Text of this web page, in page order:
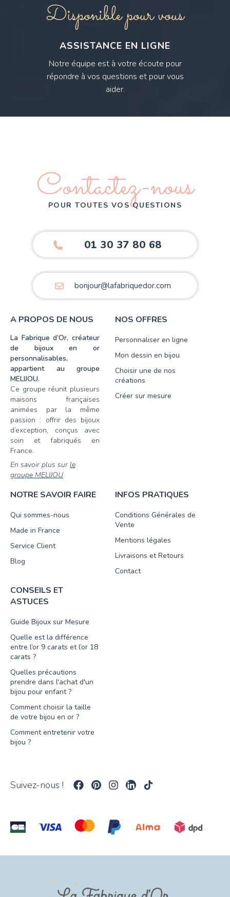
Disponible pour vous
ASSISTANCE EN LIGNE
Notre équipe est à votre écoute pour
répondre à vos questions et pour vous
aider.
Contactez-nous
POUR TOUTES VOS QUESTIONS
01 30 37 80 68
bonjour@lafabriquedor.com
A PROPOS DE NOUS
La Fabrique d’Or, créateur
de bijoux en or
personnalisables,
appartient au groupe
MELIJOU.
Ce groupe réunit plusieurs
maisons françaises
animées par la même
passion : offrir des bijoux
d’exception, conçus avec
soin et fabriqués en
France.
En savoir plus sur le
groupe MELIJOU
NOS OFFRES
Personnaliser en ligne
Mon dessin en bijou
Choisir une de nos
créations
Créer sur mesure
NOTRE SAVOIR FAIRE
Qui sommes-nous
Made in France
Service Client
Blog
INFOS PRATIQUES
Conditions Générales de
Vente
Mentions légales
Livraisons et Retours
Contact
CONSEILS ET
ASTUCES
Guide Bijoux sur Mesure
Quelle est la différence
entre l’or 9 carats et l’or 18
carats ?
Quelles précautions
prendre dans l'achat d'un
bijou pour enfant ?
Comment choisir la taille
de votre bijou en or ?
Comment entretenir votre
bijou ?
Suivez-nous !